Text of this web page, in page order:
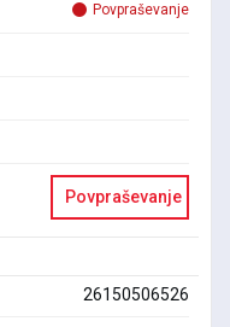
Povpraševanje
Povpraševanje
26150506526